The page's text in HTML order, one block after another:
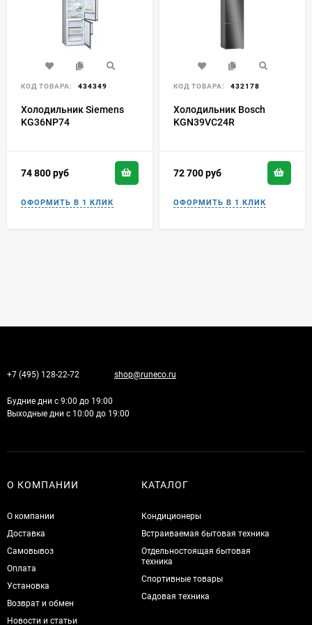
КОД ТОВАРА: 434349
Холодильник Siemens
KG36NP74
74 800руб
КОД ТОВАРА: 432178
Холодильник Bosch
KGN39VC24R
72 700руб
+7 (495) 128-22-72 shop@runeco.ru
Будние дни с 9:00 до 19:00
Выходные дни с 10:00 до 19:00
О КОМПАНИИ
О компании
Доставка
Самовывоз
Оплата
Установка
Возврат и обмен
Новости и статьи
КАТАЛОГ
Кондиционеры
Встраиваемая бытовая техника
Отдельностоящая бытовая
техника
Спортивные товары
Садовая техника